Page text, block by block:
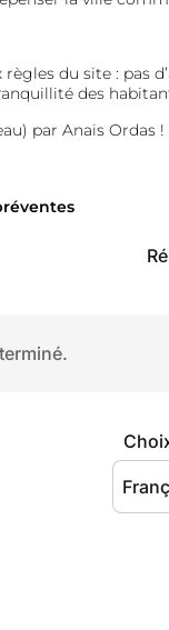
du site : pas
des
par Anais Ordas !